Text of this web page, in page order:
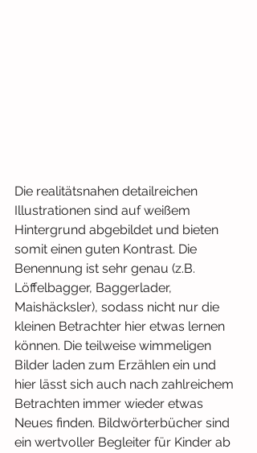
Die realitätsnahen detailreichen
Illustrationen sind auf weißem
Hintergrund abgebildet und bieten
somit einen guten Kontrast. Die
Benennung ist sehr genau (z.B.
Löffelbagger, Baggerlader,
Maishäcksler), sodass nicht nur die
kleinen Betrachter hier etwas lernen
können. Die teilweise wimmeligen
Bilder laden zum Erzählen ein und
hier lässt sich auch nach zahlreichem
Betrachten immer wieder etwas
Neues finden. Bildwörterbücher sind
ein wertvoller Begleiter für Kinder ab